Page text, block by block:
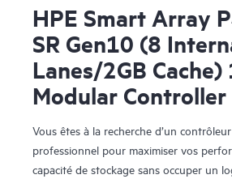
HPE Smart Array
SR Gen10 (8
Lanes/2GB Cache)
Modular Controller
Vous êtes à la recherche d’un
professionnel pour maximiser vos
capacité de stockage sans occuper un